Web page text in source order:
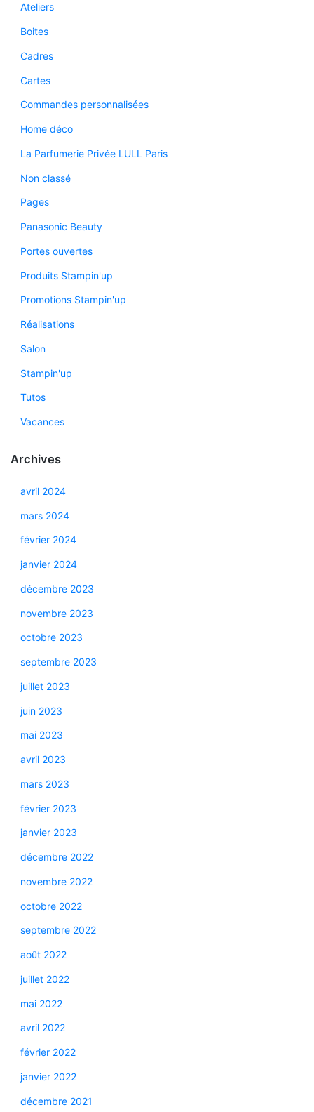
Ateliers
Boites
Cadres
Cartes
Commandes personnalisées
Home déco
La Parfumerie Privée LULL Paris
Non classé
Pages
Panasonic Beauty
Portes ouvertes
Produits Stampin'up
Promotions Stampin'up
Réalisations
Salon
Stampin'up
Tutos
Vacances
Archives
avril 2024
mars 2024
février 2024
janvier 2024
décembre 2023
novembre 2023
octobre 2023
septembre 2023
juillet 2023
juin 2023
mai 2023
avril 2023
mars 2023
février 2023
janvier 2023
décembre 2022
novembre 2022
octobre 2022
septembre 2022
août 2022
juillet 2022
mai 2022
avril 2022
février 2022
janvier 2022
décembre 2021